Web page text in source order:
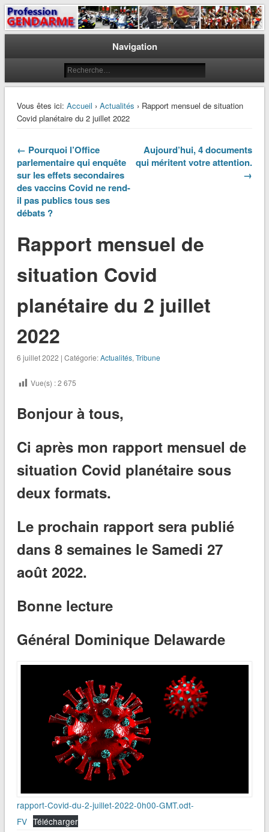
Profession Gendarme
Le journal des gendarmes
Navigation
Vous êtes ici: Accueil › Actualités › Rapport mensuel de situation
Covid planétaire du 2 juillet 2022
← Pourquoi l’Office
parlementaire qui enquête
sur les effets secondaires
des vaccins Covid ne rend-
il pas publics tous ses
débats ?
Aujourd’hui, 4 documents
qui méritent votre attention.
→
Rapport mensuel de
situation Covid
planétaire du 2 juillet
2022
6 juillet 2022 | Catégorie:Actualités, Tribune
Vue(s) :2 675
Bonjour à tous,
Ci après mon rapport mensuel de
situation Covid planétaire sous
deux formats.
Le prochain rapport sera publié
dans 8 semaines le Samedi 27
août 2022.
Bonne lecture
Général Dominique Delawarde
rapport-Covid-du-2-juillet-2022-0h00-GMT.odt-
FV Télécharger